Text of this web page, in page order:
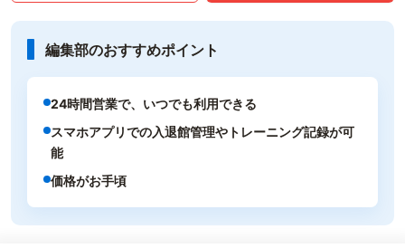
編集部のおすすめポイント
24時間営業で、いつでも利用できる
スマホアプリでの入退館管理やトレーニング記録が可
能
価格がお手頃